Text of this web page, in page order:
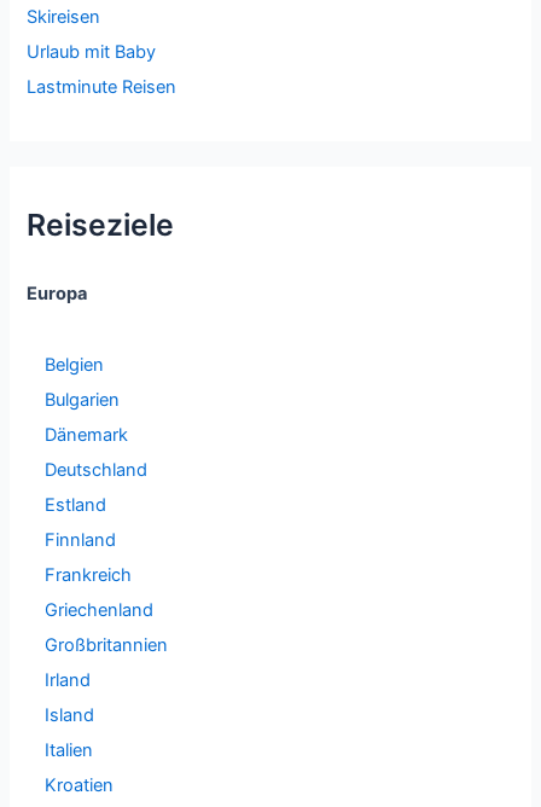
Skireisen
Urlaub mit Baby
Lastminute Reisen
Reiseziele
Europa
Belgien
Bulgarien
Dänemark
Deutschland
Estland
Finnland
Frankreich
Griechenland
Großbritannien
Irland
Island
Italien
Kroatien